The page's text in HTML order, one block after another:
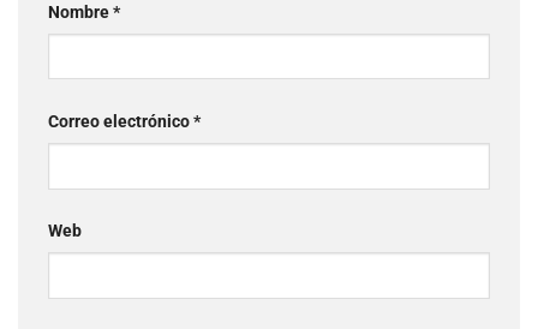
Nombre*
Correo electrónico*
Web